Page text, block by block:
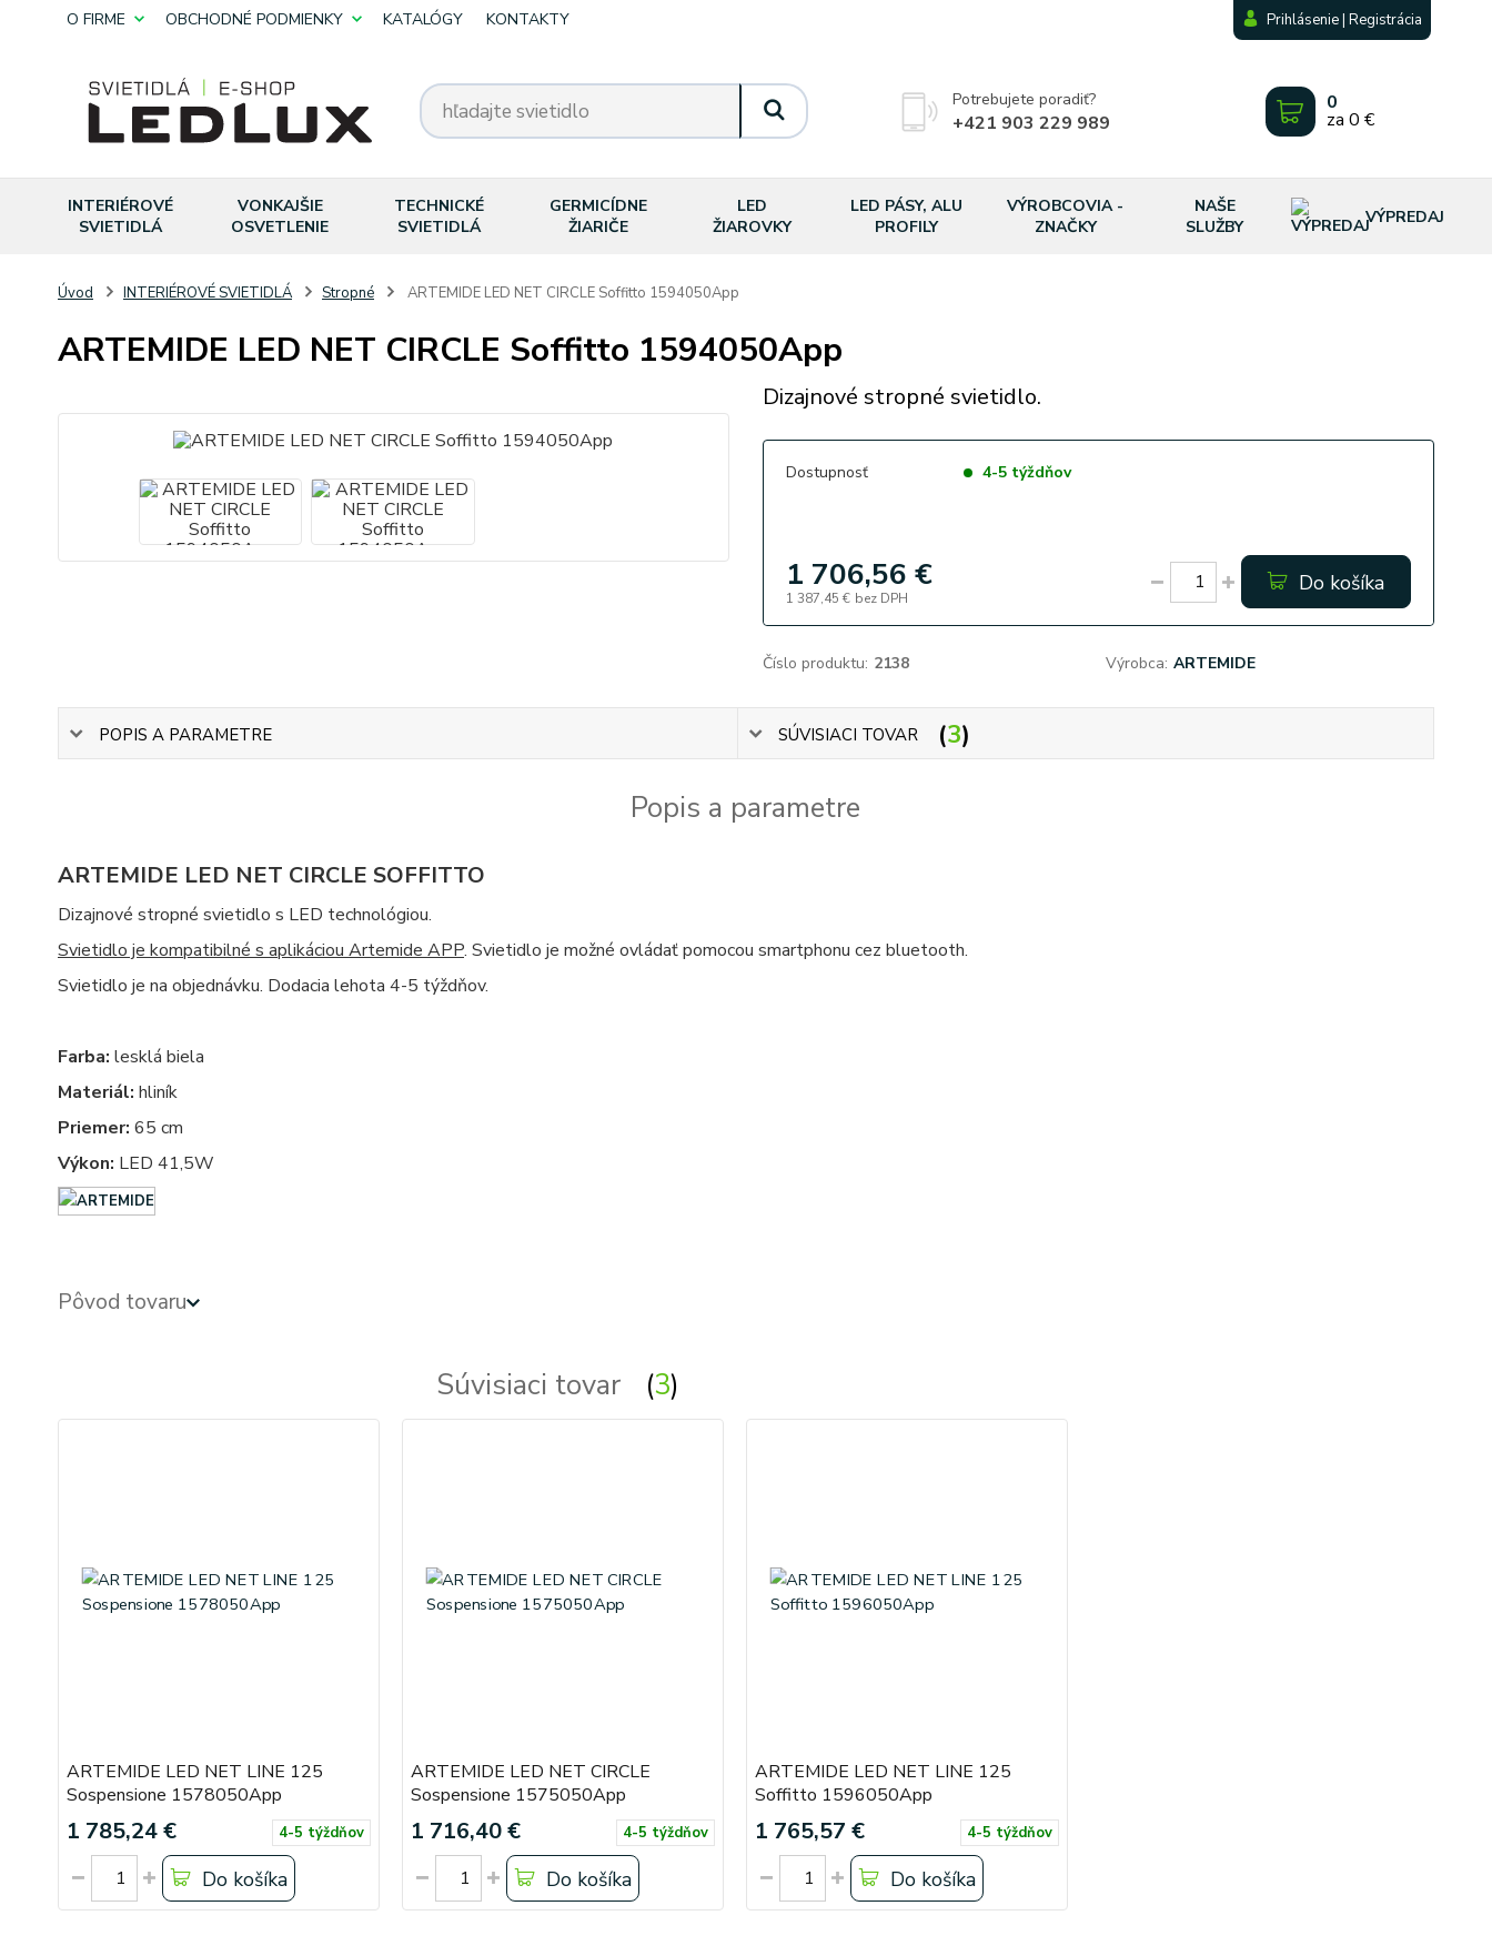
O FIRME OBCHODNÉ PODMIENKY KATALÓGY KONTAKTY Prihlásenie | Registrácia
Potrebujete poradiť?
+421 903 229 989
0
za 0 €
INTERIÉROVÉ
SVIETIDLÁ
VONKAJŠIE
OSVETLENIE
TECHNICKÉ
SVIETIDLÁ
GERMICÍDNE
ŽIARIČE
LED
ŽIAROVKY
LED PÁSY, ALU
PROFILY
VÝROBCOVIA -
ZNAČKY
NAŠE
SLUŽBY
VÝPREDAJ
Úvod INTERIÉROVÉ SVIETIDLÁ Stropné ARTEMIDE LED NET CIRCLE Soffitto 1594050App
ARTEMIDE LED NET CIRCLE Soffitto 1594050App
Dizajnové stropné svietidlo.
Dostupnosť 4-5 týždňov
1 706,56 €
1 387,45 € bez DPH
Do košíka
Číslo produktu: 2138 Výrobca: ARTEMIDE
POPIS A PARAMETRE SÚVISIACI TOVAR 3
Popis a parametre
ARTEMIDE LED NET CIRCLE SOFFITTO
Dizajnové stropné svietidlo s LED technológiou.
Svietidlo je kompatibilné s aplikáciou Artemide APP. Svietidlo je možné ovládať pomocou smartphonu cez bluetooth.
Svietidlo je na objednávku. Dodacia lehota 4-5 týždňov.
Farba: lesklá biela
Materiál: hliník
Priemer: 65 cm
Výkon: LED 41,5W
Pôvod tovaru
Súvisiaci tovar 3
ARTEMIDE LED NET LINE 125
Sospensione 1578050App
1 785,24 € 4-5 týždňov
Do košíka
ARTEMIDE LED NET CIRCLE
Sospensione 1575050App
1 716,40 € 4-5 týždňov
Do košíka
ARTEMIDE LED NET LINE 125
Soffitto 1596050App
1 765,57 € 4-5 týždňov
Do košíka